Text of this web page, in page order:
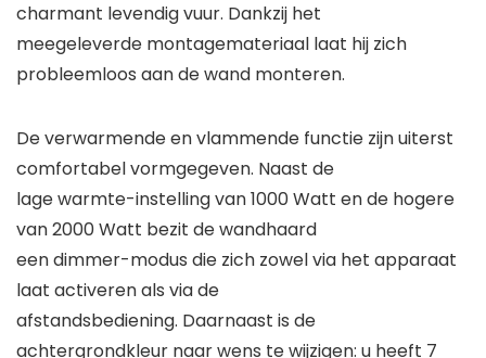
charmant levendig vuur. Dankzij het
meegeleverde montagemateriaal laat hij zich
probleemloos aan de wand monteren.
De verwarmende en vlammende functie zijn uiterst
comfortabel vormgegeven. Naast de
lage warmte-instelling van 1000 Watt en de hogere
van 2000 Watt bezit dewandhaard
een dimmer-modus die zich zowel via het apparaat
laat activeren als via de
afstandsbediening. Daarnaast is de
achtergrondkleur naar wens te wijzigen: u heeft 7